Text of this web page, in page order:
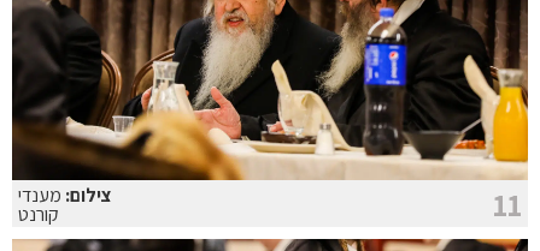
11 צילום: מענדי
קורנט